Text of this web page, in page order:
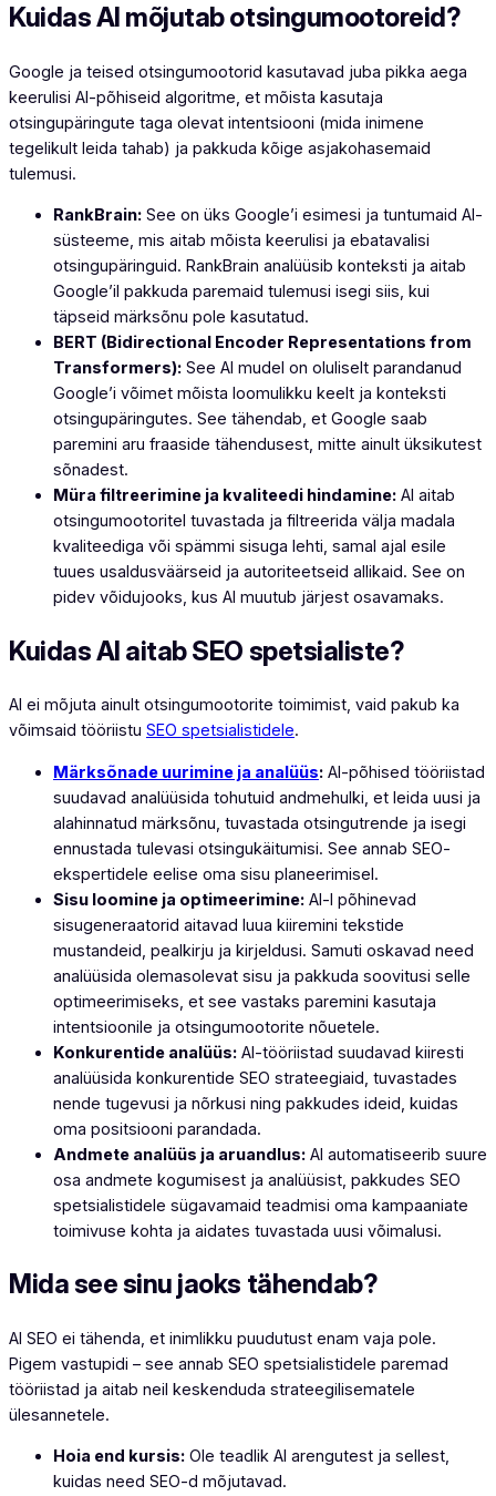
Kuidas AI mõjutab otsingumootoreid?
Google ja teised otsingumootorid kasutavad juba pikka aega
keerulisi AI-põhiseid algoritme, et mõista kasutaja
otsingupäringute taga olevat intentsiooni (mida inimene
tegelikult leida tahab) ja pakkuda kõige asjakohasemaid
tulemusi.
RankBrain: See on üks Google’i esimesi ja tuntumaid AI-
süsteeme, mis aitab mõista keerulisi ja ebatavalisi
otsingupäringuid. RankBrain analüüsib konteksti ja aitab
Google’il pakkuda paremaid tulemusi isegi siis, kui
täpseid märksõnu pole kasutatud.
BERT (Bidirectional Encoder Representations from
Transformers): See AI mudel on oluliselt parandanud
Google’i võimet mõista loomulikku keelt ja konteksti
otsingupäringutes. See tähendab, et Google saab
paremini aru fraaside tähendusest, mitte ainult üksikutest
sõnadest.
Müra filtreerimine ja kvaliteedi hindamine: AI aitab
otsingumootoritel tuvastada ja filtreerida välja madala
kvaliteediga või spämmi sisuga lehti, samal ajal esile
tuues usaldusväärseid ja autoriteetseid allikaid. See on
pidev võidujooks, kus AI muutub järjest osavamaks.
Kuidas AI aitab SEO spetsialiste?
AI ei mõjuta ainult otsingumootorite toimimist, vaid pakub ka
võimsaid tööriistu SEO spetsialistidele.
Märksõnade uurimine ja analüüs: AI-põhised tööriistad
suudavad analüüsida tohutuid andmehulki, et leida uusi ja
alahinnatud märksõnu, tuvastada otsingutrende ja isegi
ennustada tulevasi otsingukäitumisi. See annab SEO-
ekspertidele eelise oma sisu planeerimisel.
Sisu loomine ja optimeerimine: AI-l põhinevad
sisugeneraatorid aitavad luua kiiremini tekstide
mustandeid, pealkirju ja kirjeldusi. Samuti oskavad need
analüüsida olemasolevat sisu ja pakkuda soovitusi selle
optimeerimiseks, et see vastaks paremini kasutaja
intentsioonile ja otsingumootorite nõuetele.
Konkurentide analüüs: AI-tööriistad suudavad kiiresti
analüüsida konkurentide SEO strateegiaid, tuvastades
nende tugevusi ja nõrkusi ning pakkudes ideid, kuidas
oma positsiooni parandada.
Andmete analüüs ja aruandlus: AI automatiseerib suure
osa andmete kogumisest ja analüüsist, pakkudes SEO
spetsialistidele sügavamaid teadmisi oma kampaaniate
toimivuse kohta ja aidates tuvastada uusi võimalusi.
Mida see sinu jaoks tähendab?
AI SEO ei tähenda, et inimlikku puudutust enam vaja pole.
Pigem vastupidi – see annab SEO spetsialistidele paremad
tööriistad ja aitab neil keskenduda strateegilisematele
ülesannetele.
Hoia end kursis: Ole teadlik AI arengutest ja sellest,
kuidas need SEO-d mõjutavad.